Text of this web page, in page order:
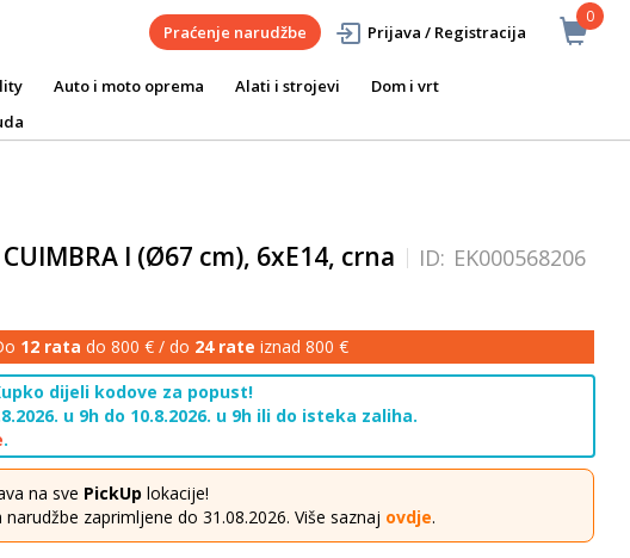
0
Praćenje narudžbe Prijava / Registracija
Auto i moto oprema Alati i strojevi
Dom i vrt
I (Ø67 cm), 6xE14, crna ID: EK000568206
12 rata do 800 € / do 24 rate iznad 800 €
dijeli kodove za popust!
u 9h do 10.8.2026. u 9h ili do isteka zaliha.
.
na sve PickUp lokacije!
zaprimljene do 31.08.2026. Više saznaj ovdje.